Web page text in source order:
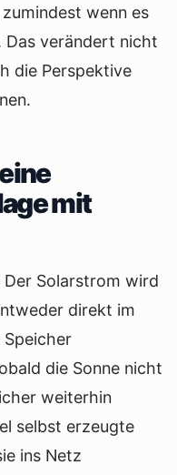
wenn es
Das verändert nicht
die Perspektive
mit
Der Solarstrom wird
direkt im
die Sonne nicht
weiterhin
selbst erzeugte
ins Netz